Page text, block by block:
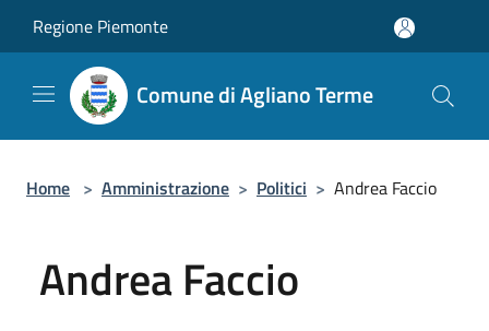
Regione Piemonte
Comune di Agliano Terme
Home > Amministrazione > Politici > Andrea Faccio
Andrea Faccio